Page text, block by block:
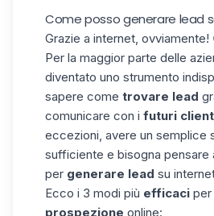
Come posso generare lead
Grazie a internet, ovviamente!
Per la maggior parte delle
diventato uno strumento
sapere come trovare lead
comunicare con i futuri
eccezioni, avere un semplice
sufficiente e bisogna pensare
per generare lead su
Ecco i 3 modi più efficaci
prospezione online: